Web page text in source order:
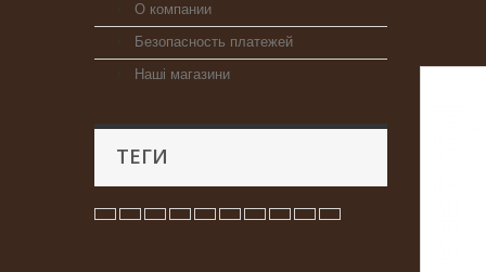
О компании
Безопасность платежей
Наші магазини
ТЕГИ